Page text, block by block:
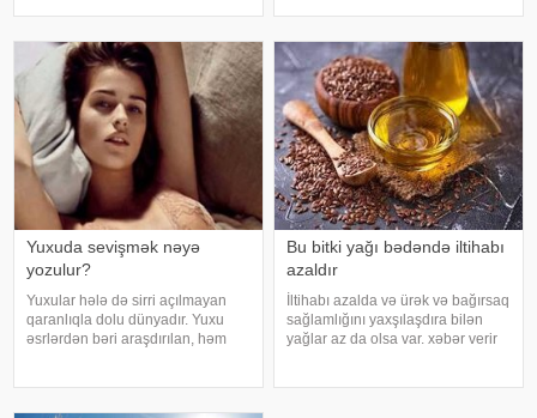
tərkibindəki vitaminlər, minerallar
və antioksidantlar sayəsində soğa
Buna səbəb təkcə yüksək
temperatur deyil. Açıq havad
Yuxuda sevişmək nəyə
yozulur?
Yuxular hələ də sirri açılmayan
qaranlıqla dolu dünyadır. Yuxu
əsrlərdən bəri araşdırılan, həm
Bu bitki yağı bədəndə iltihabı
azaldır
İltihabı azalda və ürək və bağırsaq
sağlamlığını yaxşılaşdıra bilən
yağlar az da olsa var. xəbər verir